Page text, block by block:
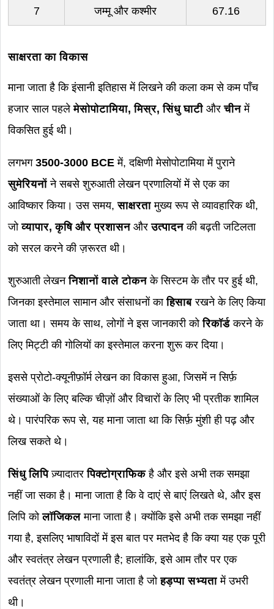
7 जम्मू और कश्मीर 67.16
साक्षरता का विकास
माना जाता है कि इंसानी इतिहास में लिखने की कला कम से कम पाँच
हजार साल पहलेमेसोपोटामिया, मिस्र, सिंधु घाटी औरचीनमें
विकसित हुई थी।
लगभग 3500-3000 BCE में, दक्षिणी मेसोपोटामिया में पुराने
सुमेरियनोंने सबसे शुरुआती लेखन प्रणालियों में से एक का
आविष्कार किया। उस समय,साक्षरतामुख्य रूप से व्यावहारिक थी,
जोव्यापार, कृषि और प्रशासनऔरउत्पादनकी बढ़ती जटिलता
को सरल करने की ज़रूरत थी।
शुरुआती लेखननिशानों वाले टोकनके सिस्टम के तौर पर हुई थी,
जिनका इस्तेमाल सामान और संसाधनों काहिसाबरखने के लिए किया
जाता था। समय के साथ, लोगों ने इस जानकारी कोरिकॉर्डकरने के
लिए मिट्टी की गोलियों का इस्तेमाल करना शुरू कर दिया।
इससे प्रोटो-क्यूनीफ़ॉर्म लेखन का विकास हुआ, जिसमें न सिर्फ़
संख्याओं के लिए बल्कि चीज़ों और विचारों के लिए भी प्रतीक शामिल
थे। पारंपरिक रूप से, यह माना जाता था कि सिर्फ़ मुंशी ही पढ़ और
लिख सकते थे।
सिंधु लिपिज़्यादातरपिक्टोग्राफिकहै और इसे अभी तक समझा
नहीं जा सका है। माना जाता है कि वे दाएं से बाएं लिखते थे, और इस
लिपि कोलॉजिकलमाना जाता है। क्योंकि इसे अभी तक समझा नहीं
गया है, इसलिए भाषाविदों में इस बात पर मतभेद है कि क्या यह एक पूरी
और स्वतंत्र लेखन प्रणाली है; हालांकि, इसे आम तौर पर एक
स्वतंत्र लेखन प्रणाली माना जाता है जोहड़प्पा सभ्यतामें उभरी
थी।